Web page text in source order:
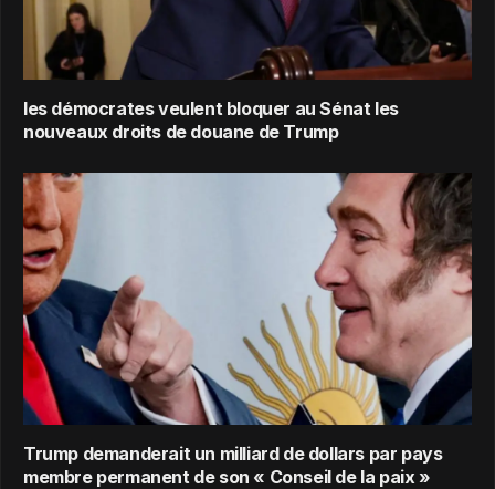
les démocrates veulent bloquer au Sénat les
nouveaux droits de douane de Trump
Trump demanderait un milliard de dollars par pays
membre permanent de son « Conseil de la paix »